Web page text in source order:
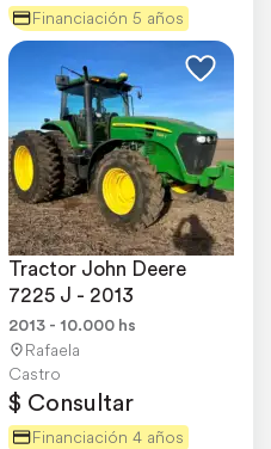
Financiación 5 años
Tractor John Deere
7225 J - 2013
2013 - 10.000 hs
Rafaela
Castro
$ Consultar
Financiación 4 años